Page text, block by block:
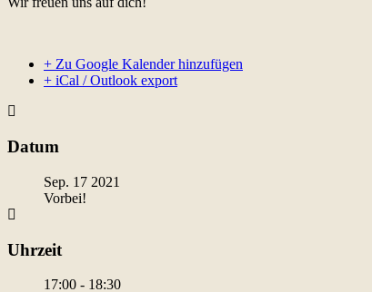
+ Zu Google Kalender hinzufügen
+ iCal / Outlook export
Datum
Sep. 17 2021
Vorbei!
Uhrzeit
17:00 - 18:30